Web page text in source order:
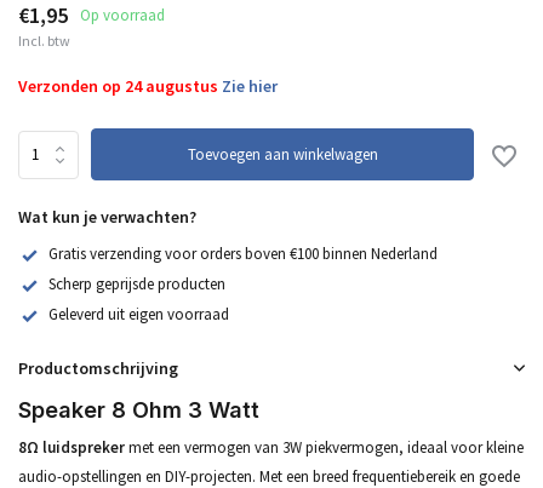
€1,95 Op voorraad
Incl. btw
Verzonden op 24 augustus Zie hier
Toevoegen aan winkelwagen
Wat kun je verwachten?
Gratis verzending voor orders boven €100 binnen Nederland
Scherp geprijsde producten
Geleverd uit eigen voorraad
Productomschrijving
Speaker 8 Ohm 3 Watt
8Ω luidsprekermet een vermogen van 3W piekvermogen, ideaal voor kleine
audio-opstellingen en DIY-projecten. Met een breed frequentiebereik en goede